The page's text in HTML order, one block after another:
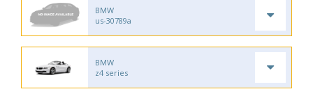
BMW
us-30789a
BMW
z4 series